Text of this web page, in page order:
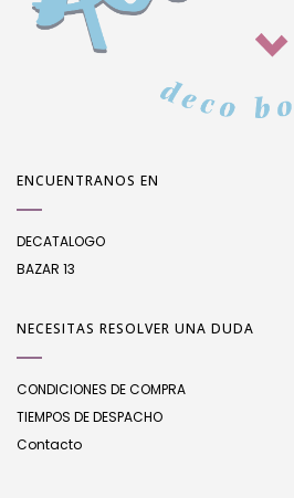
ENCUENTRANOS EN
DECATALOGO
BAZAR 13
NECESITAS RESOLVER UNA DUDA
CONDICIONES DE COMPRA
TIEMPOS DE DESPACHO
Contacto